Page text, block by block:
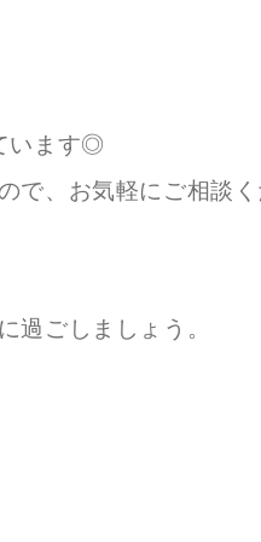
います◎
で、お気軽にご相談
過ごしましょう。